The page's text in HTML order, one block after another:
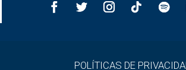
POLÍTICAS DE